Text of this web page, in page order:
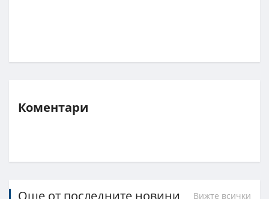
Коментари
Още от последните новини Вижте всички